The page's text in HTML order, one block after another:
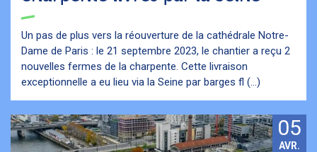
Un pas de plus vers la réouverture de la cathédrale Notre-
Dame de Paris : le 21 septembre 2023, le chantier a reçu 2
nouvelles fermes de la charpente. Cette livraison
exceptionnelle a eu lieu via la Seine par barges fl (...)
05
AVR.